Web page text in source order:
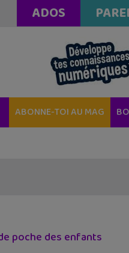
ADOS
ABONNE-TOI AU MAG
poche des enfants